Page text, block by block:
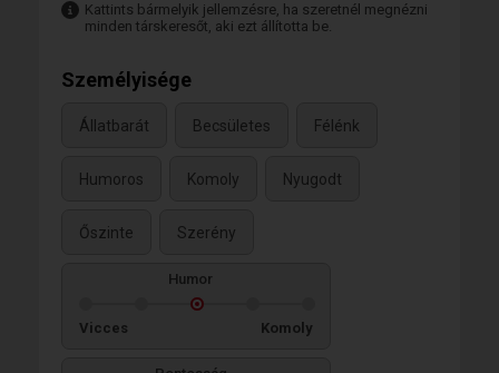
Kattints bármelyik jellemzésre, ha szeretnél megnézni
minden társkeresőt, aki ezt állította be.
Személyisége
Állatbarát Becsületes Félénk
Humoros Komoly Nyugodt
Őszinte Szerény
Humor
Vicces Komoly